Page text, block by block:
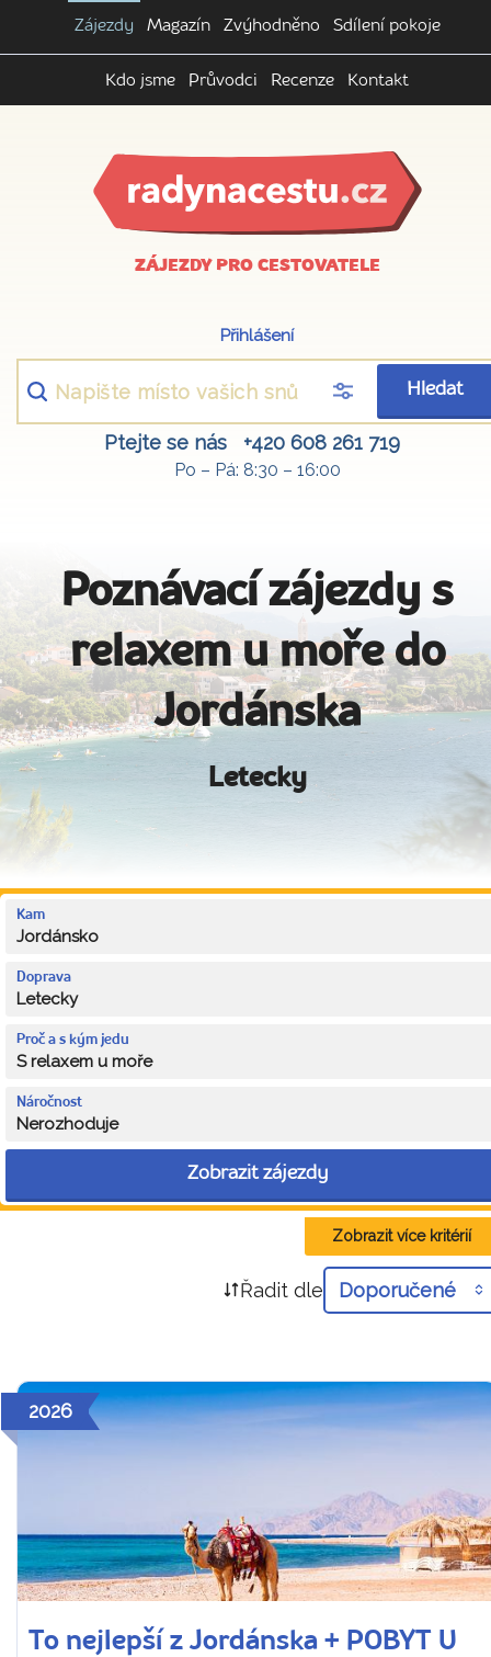
Zájezdy Magazín Zvýhodněno Sdílení pokoje
Kdo jsme Průvodci Recenze Kontakt
ZÁJEZDY PRO CESTOVATELE
Přihlášení
Hledat
Ptejte se nás +420 608 261 719
Po – Pá: 8:30 – 16:00
Poznávací zájezdy s
relaxem u moře do
Jordánska
Letecky
Kam
Jordánsko
Doprava
Letecky
Proč a s kým jedu
S relaxem u moře
Náročnost
Nerozhoduje
Zobrazit zájezdy
Zobrazit více kritérií
Řadit dle Doporučené
2026
To nejlepší z Jordánska + POBYT U